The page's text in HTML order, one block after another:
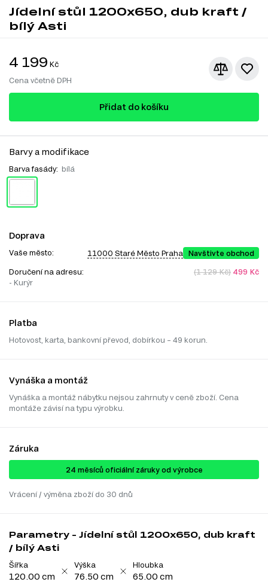
Jídelní stůl 1200x650, dub kraft /
bílý Asti
4 199 Kč
Cena včetně DPH
Přidat do košíku
Barvy a modifikace
Barva fasády: bílá
Doprava
Vaše město: 11000 Staré Město Praha Navštivte obchod
Doručení na adresu:
- Kurýr
(1 129 Kč) 499 Kč
Platba
Hotovost, karta, bankovní převod, dobírkou – 49 korun.
Vynáška a montáž
Vynáška a montáž nábytku nejsou zahrnuty v ceně zboží. Cena
montáže závisí na typu výrobku.
Záruka
24 ​​​​měsíců oficiální záruky od výrobce
Vrácení / výměna zboží do 30 dnů
Parametry - Jídelní stůl 1200x650, dub kraft
/ bílý Asti
Šířka
120.00 cm
Výška
76.50 cm
Hloubka
65.00 cm